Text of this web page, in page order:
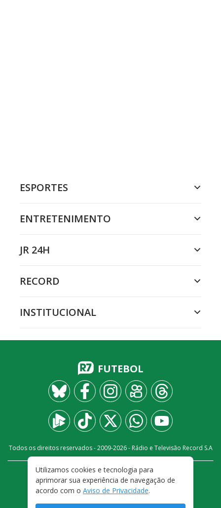
ESPORTES
ENTRETENIMENTO
JR 24H
RECORD
INSTITUCIONAL
FUTEBOL
Todos os direitos reservados - 2009-2026- Rádio e Televisão Record S.A
FALE CONOSCO
PRIVACIDADE
TERMOS E CONDIÇÕES DE USO
Utilizamos cookies e tecnologia para
aprimorar sua experiência de navegação de
acordo com o Aviso de Privacidade.